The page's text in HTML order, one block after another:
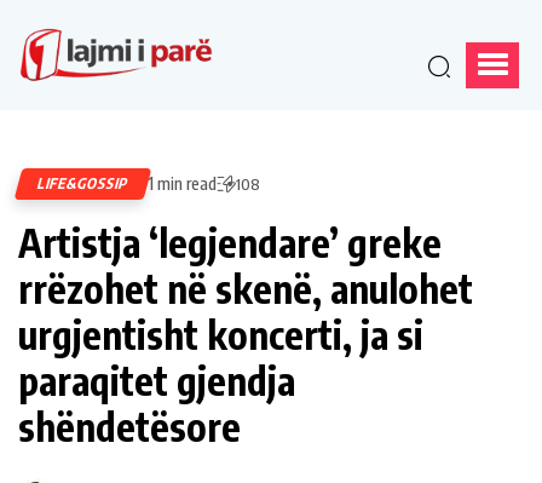
LIFE&GOSSIP 1 min read 108
Artistja ‘legjendare’ greke
rrëzohet në skenë, anulohet
urgjentisht koncerti, ja si
paraqitet gjendja
shëndetësore